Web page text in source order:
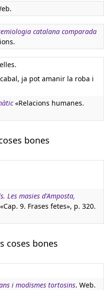
catalana comparada
ja pot amanir la roba i
«Relacions humanes.
bones
Les masies d'Amposta,
«Cap. 9. Frases fetes», p. 320.
coses bones
i modismes tortosins. Web.